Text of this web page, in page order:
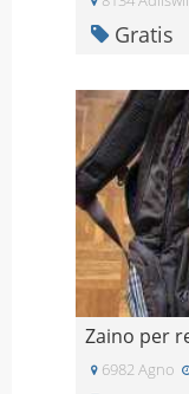
Gratis
6982 Agno